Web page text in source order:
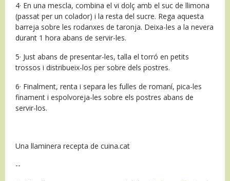
4· En una mescla, combina el vi dolç amb el suc de llimona
(passat per un colador) i la resta del sucre. Rega aquesta
barreja sobre les rodanxes de taronja. Deixa-les a la nevera
durant 1 hora abans de servir-les.
5· Just abans de presentar-les, talla el torró en petits
trossos i distribueix-los per sobre dels postres.
6· Finalment, renta i separa les fulles de romaní, pica-les
finament i espolvoreja-les sobre els postres abans de
servir-los.
Una llaminera recepta de cuina.cat
--